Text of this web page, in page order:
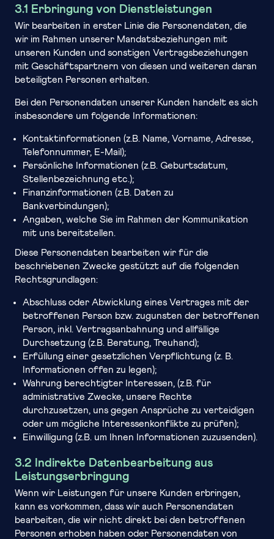
3.1 Erbringung von Dienstleistungen
Wir bearbeiten in erster Linie die Personendaten, die
wir im Rahmen unserer Mandatsbeziehungen mit
unseren Kunden und sonstigen Vertragsbeziehungen
mit Geschäftspartnern von diesen und weiteren daran
beteiligten Personen erhalten.
Bei den Personendaten unserer Kunden handelt es sich
insbesondere um folgende Informationen:
Kontaktinformationen (z.B. Name, Vorname, Adresse,
Telefonnummer, E-Mail);
Persönliche Informationen (z.B. Geburtsdatum,
Stellenbezeichnung etc.);
Finanzinformationen (z.B. Daten zu
Bankverbindungen);
Angaben, welche Sie im Rahmen der Kommunikation
mit uns bereitstellen.
Diese Personendaten bearbeiten wir für die
beschriebenen Zwecke gestützt auf die folgenden
Rechtsgrundlagen:
Abschluss oder Abwicklung eines Vertrages mit der
betroffenen Person bzw. zugunsten der betroffenen
Person, inkl. Vertragsanbahnung und allfällige
Durchsetzung (z.B. Beratung, Treuhand);
Erfüllung einer gesetzlichen Verpflichtung (z. B.
Informationen offen zu legen);
Wahrung berechtigter Interessen, (z.B. für
administrative Zwecke, unsere Rechte
durchzusetzen, uns gegen Ansprüche zu verteidigen
oder um mögliche Interessenkonflikte zu prüfen);
Einwilligung (z.B. um Ihnen Informationen zuzusenden).
3.2 Indirekte Datenbearbeitung aus
Leistungserbringung
Wenn wir Leistungen für unsere Kunden erbringen,
kann es vorkommen, dass wir auch Personendaten
bearbeiten, die wir nicht direkt bei den betroffenen
Personen erhoben haben oder Personendaten von